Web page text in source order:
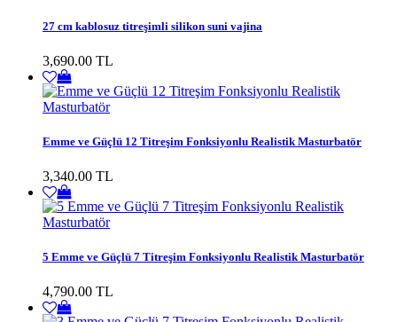
27 cm kablosuz titreşimli silikon suni vajina
3,690.00 TL
Emme ve Güçlü 12 Titreşim Fonksiyonlu Realistik Masturbatör
3,340.00 TL
5 Emme ve Güçlü 7 Titreşim Fonksiyonlu Realistik Masturbatör
4,790.00 TL